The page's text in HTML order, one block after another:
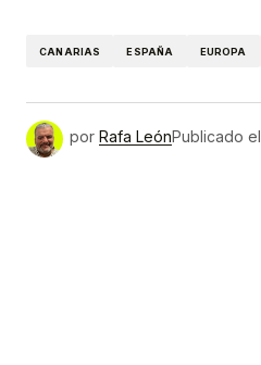
CANARIAS ESPAÑA EUROPA
por Rafa LeónPublicado el